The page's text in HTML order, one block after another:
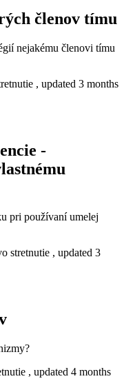
členov tímu
nejakému členovi tímu
, updated 3 months
-
pri používaní umelej
stretnutie , updated 3
, updated 4 months